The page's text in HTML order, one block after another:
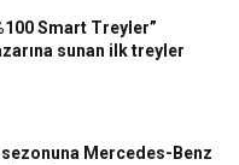
Smart Treyler”
sunan ilk treyler
Mercedes-Benz